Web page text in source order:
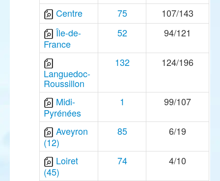
Centre 75
107/143
Île-de-
France
52 94/121
Languedoc-
Roussillon
132 124/196
Midi-
Pyrénées
1 99/107
Aveyron
(12)
85 6/19
Loiret
(45)
74 4/10